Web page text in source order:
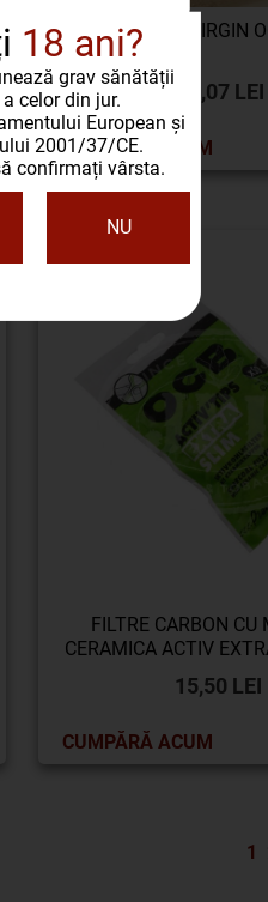
18 ani?
grav sănătății
celor din jur.
European și
2001/37/CE.
confirmați vârsta.
NU
CONURI VIRGIN
100,0890,07 LEI
CUMPĂRĂ ACUM
FILTRE CARBON CU
CERAMICA ACTIV
27 (20)
15,50 LEI
CUMPĂRĂ ACUM
1